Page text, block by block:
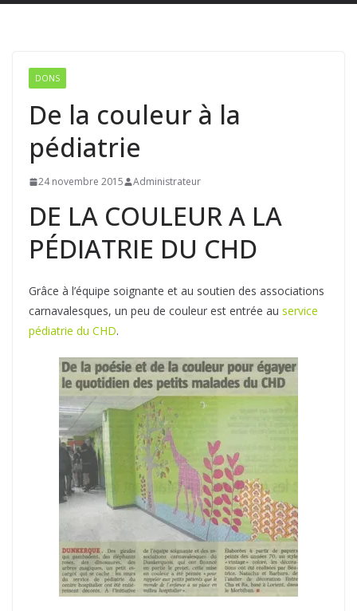
DONS
De la couleur à la
pédiatrie
24 novembre 2015 Administrateur
DE LA COULEUR A LA
PÉDIATRIE DU CHD
Grâce à l’équipe soignante et au soutien des associations
carnavalesques, un peu de couleur est entrée au service
pédiatrie du CHD.